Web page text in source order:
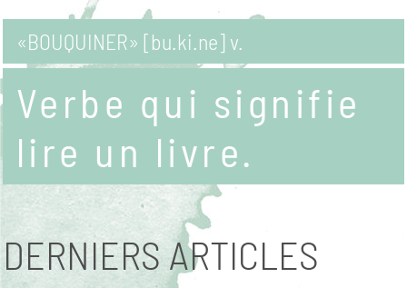
«BOUQUINER» [bu.ki.ne] v.
Verbe qui signifie
lire un livre.
DERNIERS ARTICLES